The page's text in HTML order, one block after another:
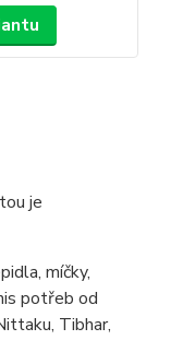
je
míčky,
potřeb od
Tibhar,